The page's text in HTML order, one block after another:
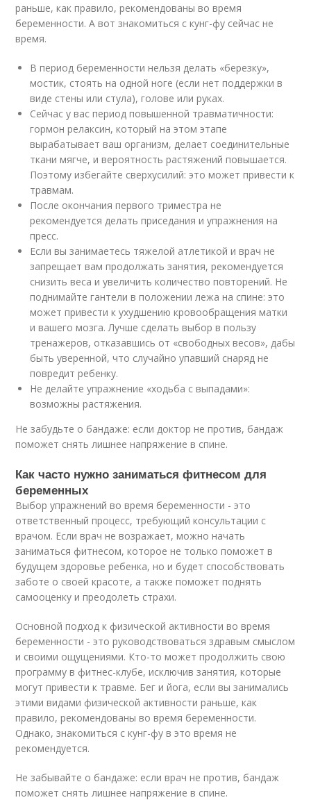
раньше, как правило, рекомендованы во время
беременности. А вот знакомиться с кунг-фу сейчас не
время.
В период беременности нельзя делать «березку»,
мостик, стоять на одной ноге (если нет поддержки в
виде стены или стула), голове или руках.
Сейчас у вас период повышенной травматичности:
гормон релаксин, который на этом этапе
вырабатывает ваш организм, делает соединительные
ткани мягче, и вероятность растяжений повышается.
Поэтому избегайте сверхусилий: это может привести к
травмам.
После окончания первого триместра не
рекомендуется делать приседания и упражнения на
пресс.
Если вы занимаетесь тяжелой атлетикой и врач не
запрещает вам продолжать занятия, рекомендуется
снизить веса и увеличить количество повторений. Не
поднимайте гантели в положении лежа на спине: это
может привести к ухудшению кровообращения матки
и вашего мозга. Лучше сделать выбор в пользу
тренажеров, отказавшись от «свободных весов», дабы
быть уверенной, что случайно упавший снаряд не
повредит ребенку.
Не делайте упражнение «ходьба с выпадами»:
возможны растяжения.
Не забудьте о бандаже: если доктор не против, бандаж
поможет снять лишнее напряжение в спине.
Как часто нужно заниматься фитнесом для
беременных
Выбор упражнений во время беременности - это
ответственный процесс, требующий консультации с
врачом. Если врач не возражает, можно начать
заниматься фитнесом, которое не только поможет в
будущем здоровье ребенка, но и будет способствовать
заботе о своей красоте, а также поможет поднять
самооценку и преодолеть страхи.
Основной подход к физической активности во время
беременности - это руководствоваться здравым смыслом
и своими ощущениями. Кто-то может продолжить свою
программу в фитнес-клубе, исключив занятия, которые
могут привести к травме. Бег и йога, если вы занимались
этими видами физической активности раньше, как
правило, рекомендованы во время беременности.
Однако, знакомиться с кунг-фу в это время не
рекомендуется.
Не забывайте о бандаже: если врач не против, бандаж
поможет снять лишнее напряжение в спине.